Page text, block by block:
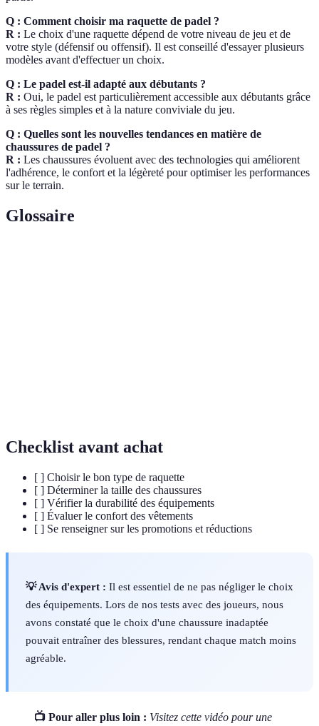
Q : Comment choisir ma raquette de padel ?
R : Le choix d'une raquette dépend de votre niveau de jeu et de
votre style (défensif ou offensif). Il est conseillé d'essayer plusieurs
modèles avant d'effectuer un choix.
Q : Le padel est-il adapté aux débutants ?
R : Oui, le padel est particulièrement accessible aux débutants grâce
à ses règles simples et à la nature conviviale du jeu.
Q : Quelles sont les nouvelles tendances en matière de
chaussures de padel ?
R : Les chaussures évoluent avec des technologies qui améliorent
l'adhérence, le confort et la légèreté pour optimiser les performances
sur le terrain.
Glossaire
Checklist avant achat
[ ] Choisir le bon type de raquette
[ ] Déterminer la taille des chaussures
[ ] Vérifier la durabilité des équipements
[ ] Évaluer le confort des vêtements
[ ] Se renseigner sur les promotions et réductions
💡 Avis d'expert : Il est essentiel de ne pas négliger le choix
des équipements. Lors de nos tests avec des joueurs, nous
avons constaté que le choix d'une chaussure inadaptée
pouvait entraîner des blessures, rendant chaque match moins
agréable.
📺 Pour aller plus loin : Visitez cette vidéo pour une